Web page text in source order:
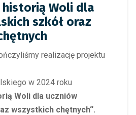
Woli dla
szkół oraz
realizację projektu
w 2024 roku
Woli dla uczniów
wszystkich chętnych“.